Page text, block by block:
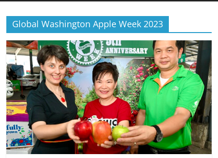
Global Washington Apple Week 2023